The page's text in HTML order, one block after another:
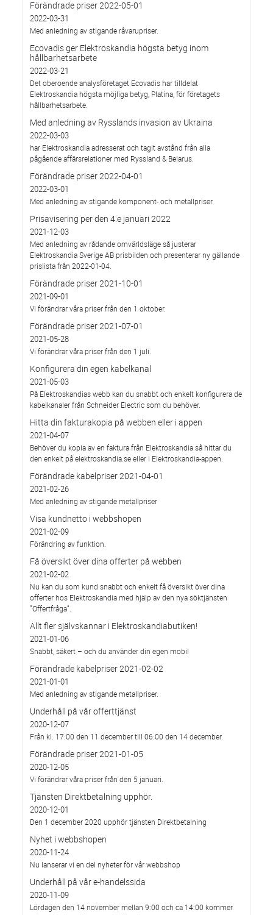
Förändrade priser 2022-05-01
2022-03-31
Med anledning av stigande råvarupriser.
Ecovadis ger Elektroskandia högsta betyg inom
hållbarhetsarbete
2022-03-21
Det oberoende analysföretaget Ecovadis har tilldelat
Elektroskandia högsta möjliga betyg, Platina, för företagets
hållbarhetsarbete.
Med anledning av Rysslands invasion av Ukraina
2022-03-03
har Elektroskandia adresserat och tagit avstånd från alla
pågående affärsrelationer med Ryssland & Belarus.
Förändrade priser 2022-04-01
2022-03-01
Med anledning av stigande komponent- och metallpriser.
Prisavisering per den 4:e januari 2022
2021-12-03
Med anledning av rådande omvärldsläge så justerar
Elektroskandia Sverige AB prisbilden och presenterar ny gällande
prislista från 2022-01-04.
Förändrade priser 2021-10-01
2021-09-01
Vi förändrar våra priser från den 1 oktober.
Förändrade priser 2021-07-01
2021-05-28
Vi förändrar våra priser från den 1 juli.
Konfigurera din egen kabelkanal
2021-05-03
På Elektroskandias webb kan du snabbt och enkelt konfigurera de
kabelkanaler från Schneider Electric som du behöver.
Hitta din fakturakopia på webben eller i appen
2021-04-07
Behöver du kopia av en faktura från Elektroskandia så hittar du
den enkelt på elektroskandia.se eller i Elektro­skandia-appen.
Förändrade kabelpriser 2021-04-01
2021-02-26
Med anledning av stigande metallpriser
Visa kundnetto i webbshopen
2021-02-09
Förändring av funktion.
Få översikt över dina offerter på webben
2021-02-02
Nu kan du som kund snabbt och enkelt få översikt över dina
offerter hos Elektroskandia med hjälp av den nya söktjänsten
”Offertfråga”.
Allt fler självskannar i Elektroskandiabutiken!
2021-01-06
Snabbt, säkert – och du använder din egen mobil
Förändrade kabelpriser 2021-02-02
2021-01-01
Med anledning av stigande metallpriser.
Underhåll på vår offerttjänst
2020-12-07
Från kl. 17:00 den 11 december till 06:00 den 14 december.
Förändrade priser 2021-01-05
2020-12-05
Vi förändrar våra priser från den 5 januari.
Tjänsten Direktbetalning upphör.
2020-12-01
Den 1 december 2020 upphör tjänsten Direktbetalning
Nyhet i webbshopen
2020-11-24
Nu lanserar vi en del nyheter för vår webbshop
Underhåll på vår e-handelssida
2020-11-09
Lördagen den 14 november mellan 9:00 och ca 14:00 kommer